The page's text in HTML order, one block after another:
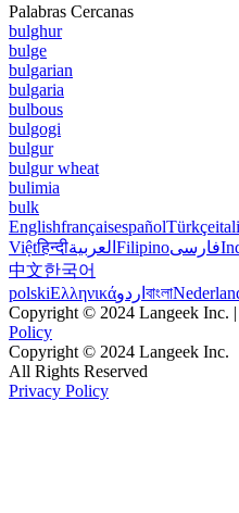
Palabras Cercanas
bulghur
bulge
bulgarian
bulgaria
bulbous
bulgogi
bulgur
bulgur wheat
bulimia
bulk
EnglishfrançaisespañolTürkçe
Việtहिन्दीالعربية Filipinoفارسی
中文한국어
polskiΕλληνικάاردو বাংলা
Copyright © 2024 Langeek Inc.
Policy
Copyright © 2024 Langeek Inc.
All Rights Reserved
Privacy Policy